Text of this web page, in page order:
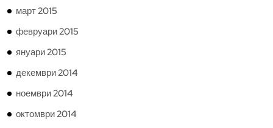
март 2015
февруари 2015
януари 2015
декември 2014
ноември 2014
октомври 2014